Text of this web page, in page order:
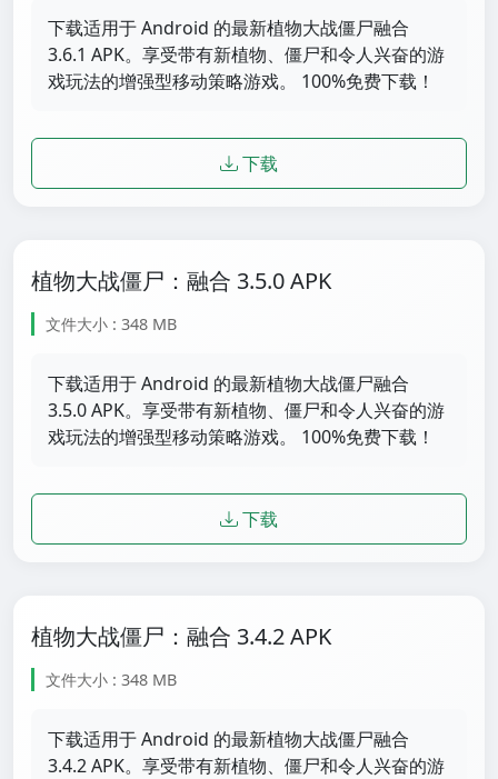
下载适用于 Android 的最新植物大战僵尸融合
3.6.1 APK。享受带有新植物、僵尸和令人兴奋的游
戏玩法的增强型移动策略游戏。 100%免费下载！
下载
植物大战僵尸：融合 3.5.0 APK
文件大小 : 348 MB
下载适用于 Android 的最新植物大战僵尸融合
3.5.0 APK。享受带有新植物、僵尸和令人兴奋的游
戏玩法的增强型移动策略游戏。 100%免费下载！
下载
植物大战僵尸：融合 3.4.2 APK
文件大小 : 348 MB
下载适用于 Android 的最新植物大战僵尸融合
3.4.2 APK。享受带有新植物、僵尸和令人兴奋的游